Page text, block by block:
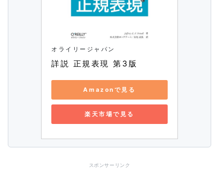
オライリージャパン
詳説 正規表現 第3版
Amazonで見る
楽天市場で見る
スポンサーリンク